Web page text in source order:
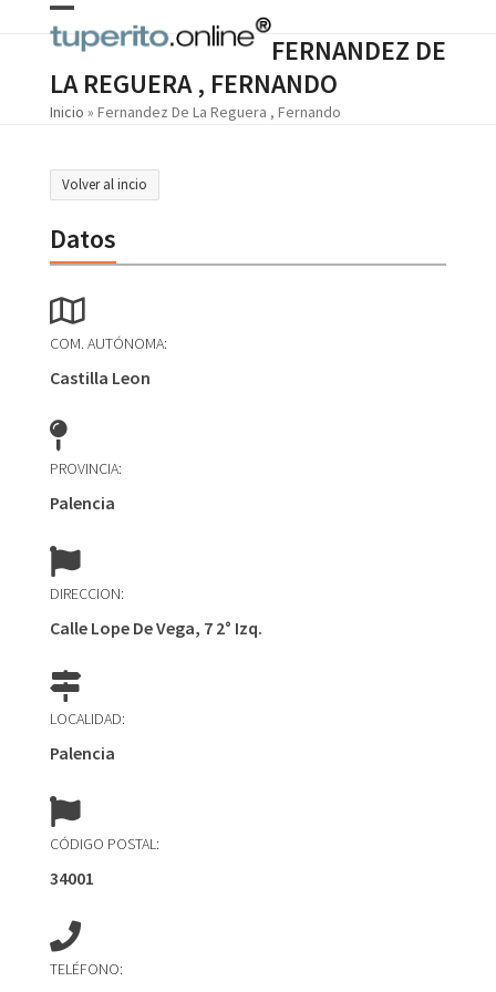
Open
mobile
menu
Close
mobile
menu
FERNANDEZ DE
LA REGUERA , FERNANDO
Inicio » Fernandez De La Reguera , Fernando
Volver al incio
Datos
COM. AUTÓNOMA:
Castilla Leon
PROVINCIA:
Palencia
DIRECCION:
Calle Lope De Vega, 7 2° Izq.
LOCALIDAD:
Palencia
CÓDIGO POSTAL:
34001
TELÉFONO: